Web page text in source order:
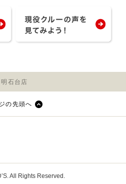
明石台店
の先頭へ
All Rights Reserved.